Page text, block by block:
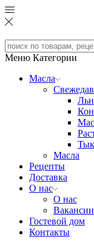
Search
input
Меню Категории
Масла
Масла
Рецепты
Доставка
О нас
О нас
Вакансии
Гостевой дом
Контакты